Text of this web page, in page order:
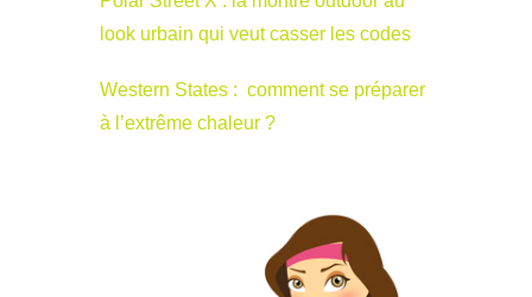
look urbain qui veut casser les codes
Western States : comment se préparer
à l’extrême chaleur ?